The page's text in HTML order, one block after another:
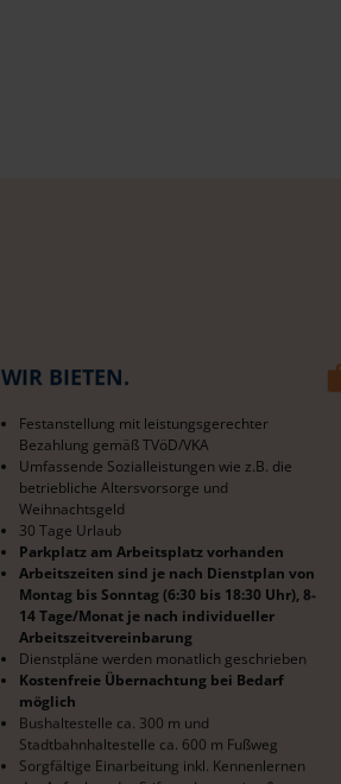
WIR BIETEN.
Festanstellung mit leistungsgerechter
Bezahlung gemäß TVöD/VKA
Umfassende Sozialleistungen wie z.B. die
betriebliche Altersvorsorge und
Weihnachtsgeld
30 Tage Urlaub
Parkplatz am Arbeitsplatz vorhanden
Arbeitszeiten sind je nach Dienstplan von
Montag bis Sonntag (6:30 bis 18:30 Uhr), 8-
14 Tage/Monat je nach individueller
Arbeitszeitvereinbarung
Dienstpläne werden monatlich geschrieben
Kostenfreie Übernachtung bei Bedarf
möglich
Bushaltestelle ca. 300 m und
Stadtbahnhaltestelle ca. 600 m Fußweg
Sorgfältige Einarbeitung inkl. Kennenlernen